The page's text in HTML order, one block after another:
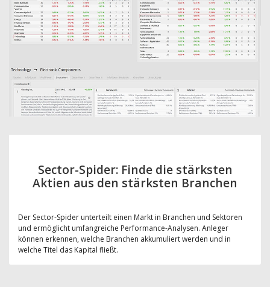
Sector-Spider: Finde die stärksten
Aktien aus den stärksten Branchen
Der Sector-Spider unterteilt einen Markt in Branchen und Sektoren
und ermöglicht umfangreiche Performance-Analysen. Anleger
können erkennen, welche Branchen akkumuliert werden und in
welche Titel das Kapital fließt.